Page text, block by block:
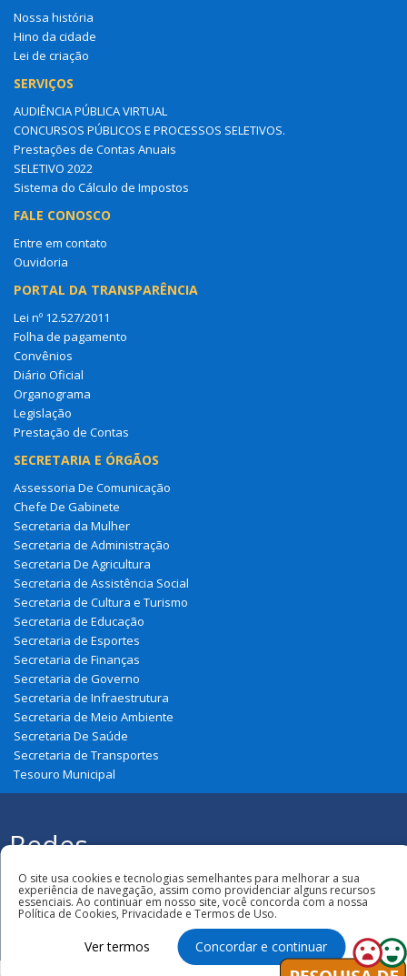
Nossa história
Hino da cidade
Lei de criação
SERVIÇOS
AUDIÊNCIA PÚBLICA VIRTUAL
CONCURSOS PÚBLICOS E PROCESSOS SELETIVOS.
Prestações de Contas Anuais
SELETIVO 2022
Sistema do Cálculo de Impostos
FALE CONOSCO
Entre em contato
Ouvidoria
PORTAL DA TRANSPARÊNCIA
Lei nº 12.527/2011
Folha de pagamento
Convênios
Diário Oficial
Organograma
Legislação
Prestação de Contas
SECRETARIA E ÓRGÃOS
Assessoria De Comunicação
Chefe De Gabinete
Secretaria da Mulher
Secretaria de Administração
Secretaria De Agricultura
Secretaria de Assistência Social
Secretaria de Cultura e Turismo
Secretaria de Educação
Secretaria de Esportes
Secretaria de Finanças
Secretaria de Governo
Secretaria de Infraestrutura
Secretaria de Meio Ambiente
Secretaria De Saúde
Secretaria de Transportes
Tesouro Municipal
Redes
Sociais
Municipal de Belágua
O site usa cookies e tecnologias semelhantes para melhorar a sua
experiência de navegação, assim como providenciar alguns recursos
essenciais. Ao continuar em nosso site, você concorda com a nossa
Política de Cookies, Privacidade e Termos de Uso.
Ver termos Concordar e continuar